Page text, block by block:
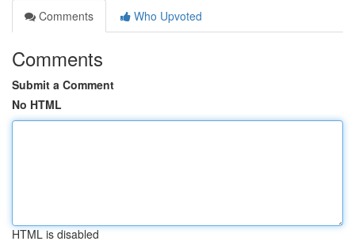
Comments
Who Upvoted
Comments
Submit a Comment
No HTML
HTML is disabled